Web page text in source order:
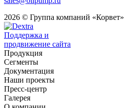
2026 © Группа компаний «Корвет»
Поддержка и
продвижение сайта
Продукция
Сегменты
Документация
Наши проекты
Пресс-центр
Галерея